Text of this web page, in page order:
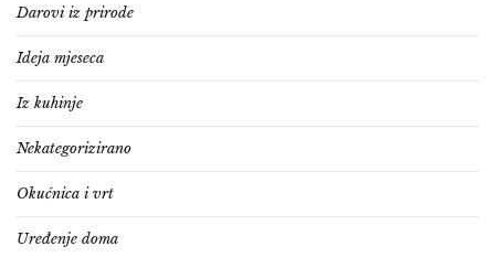
Darovi iz prirode
Ideja mjeseca
Iz kuhinje
Nekategorizirano
Okućnica i vrt
Uređenje doma